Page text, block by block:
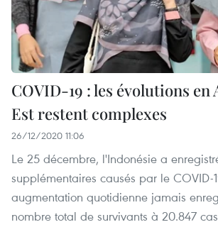
COVID-19 : les évolutions en
Est restent complexes
26/12/2020 11:06
Le 25 décembre, l'Indonésie a
supplémentaires causés par le COVID-
augmentation quotidienne jamais
nombre total de survivants à 20.847